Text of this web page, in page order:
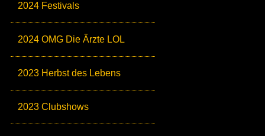
2024 Festivals
2024 OMG Die Ärzte LOL
2023 Herbst des Lebens
2023 Clubshows